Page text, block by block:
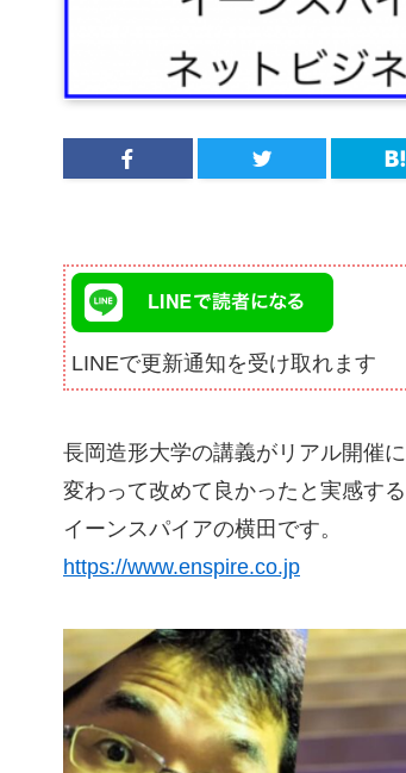
LINEで更新通知を受け取れます
長岡造形大学の講義がリアル開催に
変わって改めて良かったと実感する
イーンスパイアの横田です。
https://www.enspire.co.jp